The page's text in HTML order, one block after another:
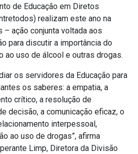
de Educação em Diretos
realizam este ano na
– ação conjunta voltada aos
para discutir a importância do
ao uso de álcool e outras drogas.
os servidores da Educação para
os saberes: a empatia, a
crítico, a resolução de
decisão, a comunicação eficaz, o
interpessoal,
ao uso de drogas”, afirma
Limp, Diretora da Divisão